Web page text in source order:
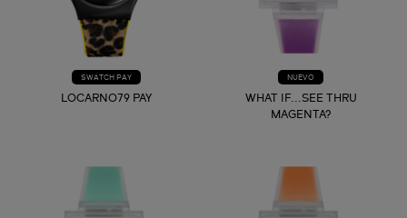
SWATCH PAY
LOCARNO79 PAY
NUEVO
WHAT IF...SEE THRU
MAGENTA?